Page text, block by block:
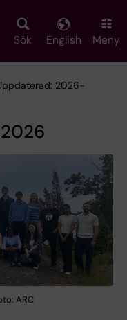
Sök English Meny
2026-
ARC